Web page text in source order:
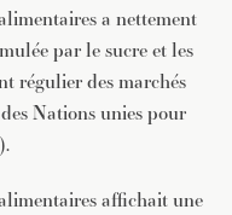
a nettement
par le sucre et les
régulier des marchés
Nations unies pour
affichait une